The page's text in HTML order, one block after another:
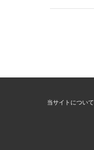
当サイトについて